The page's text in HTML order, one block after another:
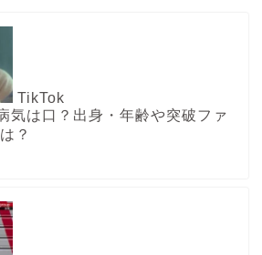
TikTok
気は口？出身・年齢や突破ファ
？